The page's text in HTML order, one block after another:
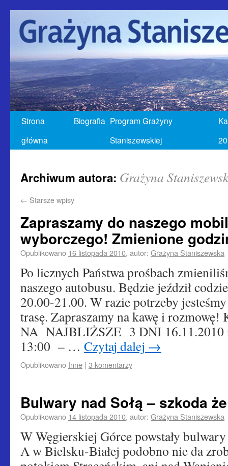
Strona
główna
Biografia Program Grażyny
Staniszewskiej
Archiwum autora: Grażyna
← Starsze wpisy
Zapraszamy do naszego
wyborczego! Zmienione
Opublikowano 16 listopada 2010, autor: Grażyna Staniszewska
Po licznych Państwa prośbach
naszego autobusu. Będzie jeździł
20.00-21.00. W razie potrzeby
trasę. Zapraszamy na kawę i
NA NAJBLIŻSZE 3 DNI 16.11.2010
13:00 – … Czytaj dalej →
Opublikowano Inne | 3 komentarzy
Bulwary nad Sołą – szkoda
Opublikowano 14 listopada 2010, autor: Grażyna Staniszewska
W Węgierskiej Górce powstały
A w Bielsku-Białej podobno nie da